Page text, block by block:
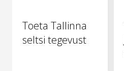
Toeta Tallinna
seltsi tegevust